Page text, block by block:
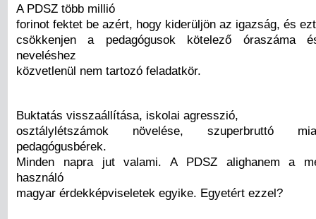
A PDSZ több millió
forinot fektet be azért, hogy kiderüljön az igazság, és
csökkenjen a pedagógusok kötelező óraszáma
neveléshez
közvetlenül nem tartozó feladatkör.
Buktatás visszaállítása, iskolai agresszió,
osztálylétszámok növelése, szuperbruttó
pedagógusbérek.
Minden napra jut valami. A PDSZ alighanem a
használó
magyar érdekképviseletek egyike. Egyetért ezzel?